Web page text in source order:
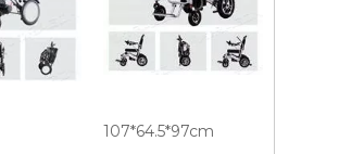
107*64.5*97cm